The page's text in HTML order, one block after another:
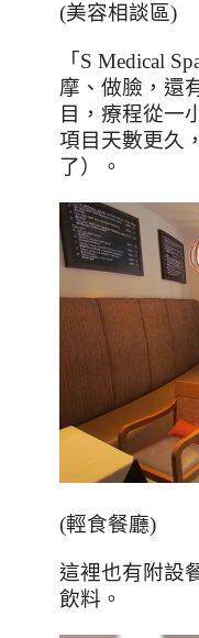
(美容相談區)
「 S Medical
摩、做臉，還
目，療程從一
項目天數更久
了）。
(輕食餐廳)
這裡也有附設
飲料。